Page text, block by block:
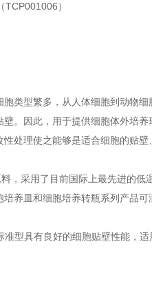
）
类型繁多，从人体细胞到动物细
。因此，用于提供细胞体外培养
处理使之能够是适合细胞的贴壁
，采用了目前国际上最先进的低
养皿和细胞培养转瓶系列产品可
型具有良好的细胞贴壁性能，适